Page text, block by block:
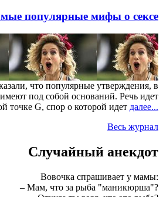
популярные мифы о сексе
что популярные утверждения, в
под собой оснований. Речь идет
точке G, спор о которой идет далее...
Весь журнал
Случайный анекдот
Вовочка спрашивает у мамы:
– Мам, что за рыба "маникюрша"?